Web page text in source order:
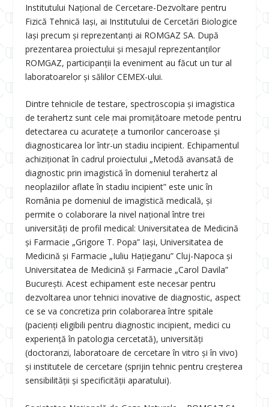
Institutului Național de Cercetare-Dezvoltare pentru
Fizică Tehnică Iași, ai Institutului de Cercetări Biologice
Iași precum și reprezentanți ai ROMGAZ SA. După
prezentarea proiectului și mesajul reprezentanților
ROMGAZ, participanții la eveniment au făcut un tur al
laboratoarelor și sălilor CEMEX-ului.
Dintre tehnicile de testare, spectroscopia și imagistica
de terahertz sunt cele mai promițătoare metode pentru
detectarea cu acuratețe a tumorilor canceroase şi
diagnosticarea lor într-un stadiu incipient. Echipamentul
achiziționat în cadrul proiectului „Metodă avansată de
diagnostic prin imagistică în domeniul terahertz al
neoplaziilor aflate în stadiu incipient” este unic în
România pe domeniul de imagistică medicală, şi
permite o colaborare la nivel naţional între trei
universități de profil medical: Universitatea de Medicină
și Farmacie „Grigore T. Popa” Iași, Universitatea de
Medicină şi Farmacie „Iuliu Hațieganu” Cluj-Napoca şi
Universitatea de Medicină și Farmacie „Carol Davila”
București. Acest echipament este necesar pentru
dezvoltarea unor tehnici inovative de diagnostic, aspect
ce se va concretiza prin colaborarea între spitale
(pacienți eligibili pentru diagnostic incipient, medici cu
experienţă în patologia cercetată), universități
(doctoranzi, laboratoare de cercetare în vitro şi în vivo)
și institutele de cercetare (sprijin tehnic pentru creșterea
sensibilității și specificității aparatului).